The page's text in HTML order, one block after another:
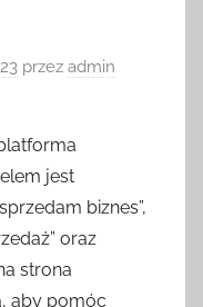
przez admin
jest
biznes”,
oraz
strona
aby pomóc